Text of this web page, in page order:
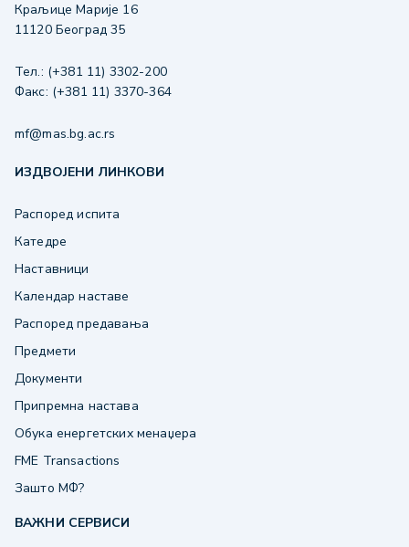
Краљице Марије 16
11120 Београд 35
Тел.: (+381 11) 3302-200
Факс: (+381 11) 3370-364
mf@mas.bg.ac.rs
ИЗДВОЈЕНИ ЛИНКОВИ
Распоред испита
Катедре
Наставници
Календар наставе
Распоред предавања
Предмети
Документи
Припремна настава
Обука енергетских менаџера
FME Transactions
Зашто МФ?
ВАЖНИ СЕРВИСИ